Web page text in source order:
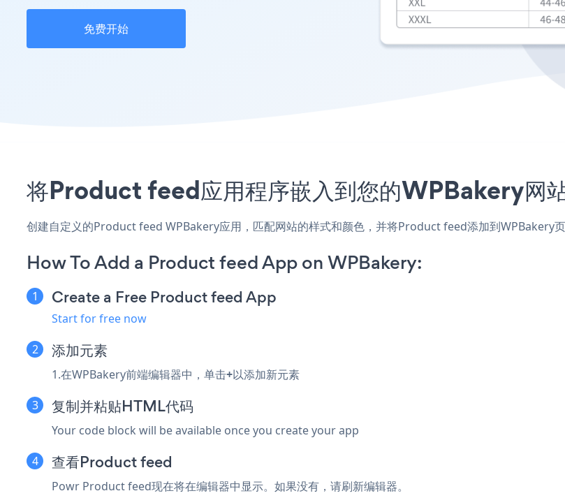
免费开始
将Product feed应用程序嵌入到您的WPBakery网
创建自定义的Product feed WPBakery应用，匹配网站的样式和颜色，并将Product feed添加到WPBakery
How To Add a Product feed App on WPBakery:
Create a Free Product feed App
Start for free now
添加元素
1.在WPBakery前端编辑器中，单击+以添加新元素
复制并粘贴HTML代码
Your code block will be available once you create your app
查看Product feed
Powr Product feed现在将在编辑器中显示。如果没有，请刷新编辑器。